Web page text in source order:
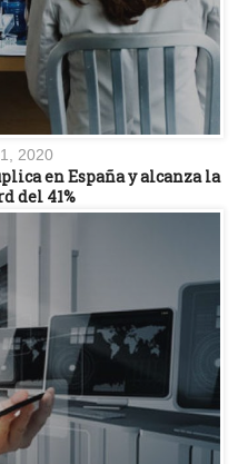
2020
en España y alcanza la
del 41%